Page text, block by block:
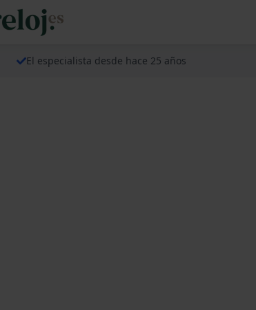
El especialista desde hace 25 años